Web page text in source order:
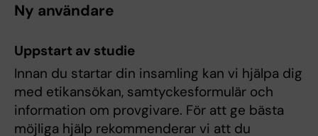
Ny användare
Uppstart av studie
Innan du startar din insamling kan vi hjälpa dig
med etikansökan, samtyckesformulär och
information om provgivare. För att ge bästa
möjliga hjälp rekommenderar vi att du